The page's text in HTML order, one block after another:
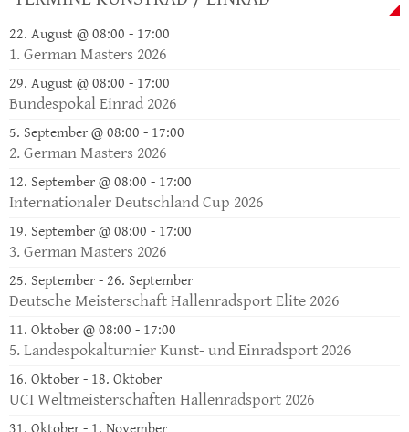
22. August @ 08:00 - 17:00
1. German Masters 2026
29. August @ 08:00 - 17:00
Bundespokal Einrad 2026
5. September @ 08:00 - 17:00
2. German Masters 2026
12. September @ 08:00 - 17:00
Internationaler Deutschland Cup 2026
19. September @ 08:00 - 17:00
3. German Masters 2026
25. September - 26. September
Deutsche Meisterschaft Hallenradsport Elite 2026
11. Oktober @ 08:00 - 17:00
5. Landespokalturnier Kunst- und Einradsport 2026
16. Oktober - 18. Oktober
UCI Weltmeisterschaften Hallenradsport 2026